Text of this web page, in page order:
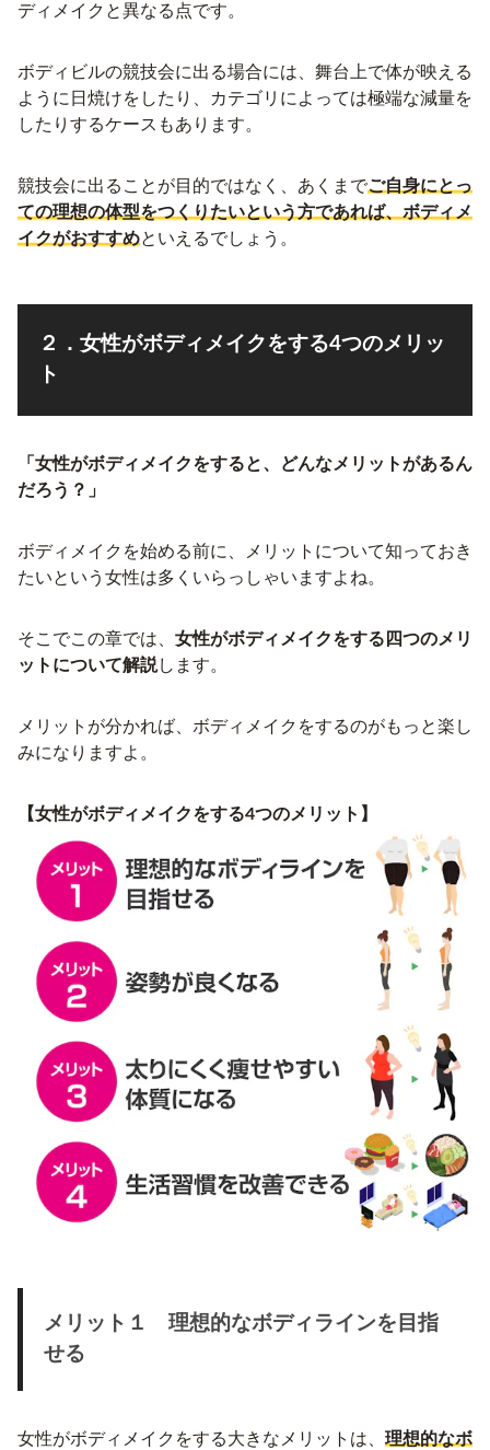
ディメイクと異なる点です。
ボディビルの競技会に出る場合には、舞台上で体が映える
ように日焼けをしたり、カテゴリによっては極端な減量を
したりするケースもあります。
競技会に出ることが目的ではなく、あくまでご自身にとっ
ての理想の体型をつくりたいという方であれば、ボディメ
イクがおすすめといえるでしょう。
２．女性がボディメイクをする4つのメリッ
ト
「女性がボディメイクをすると、どんなメリットがあるん
だろう？」
ボディメイクを始める前に、メリットについて知っておき
たいという女性は多くいらっしゃいますよね。
そこでこの章では、 女性がボディメイクをする四つのメリ
ットについて解説します。
メリットが分かれば、ボディメイクをするのがもっと楽し
みになりますよ。
【女性がボディメイクをする4つのメリット】
メリット１ 理想的なボディラインを目指
せる
女性がボディメイクをする大きなメリットは、 理想的なボ